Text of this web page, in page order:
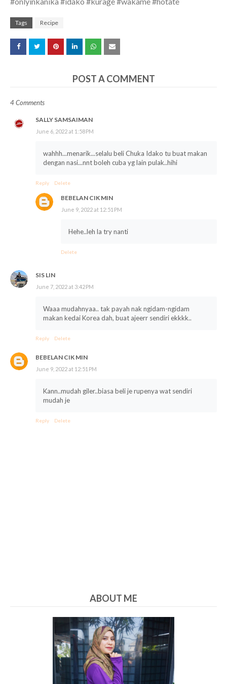
Tags Recipe
POST A COMMENT
4 Comments
SALLY SAMSAIMAN
June 6, 2022 at 1:58 PM
wahhh...menarik...selalu beli Chuka Idako tu buat makan
dengan nasi...nnt boleh cuba yg lain pulak..hihi
Reply Delete
BEBELAN CIK MIN
June 9, 2022 at 12:51 PM
Hehe..leh la try nanti
Delete
SIS LIN
June 7, 2022 at 3:42 PM
Waaa mudahnyaa.. tak payah nak ngidam-ngidam
makan kedai Korea dah, buat ajeerr sendiri ekkkk..
Reply Delete
BEBELAN CIK MIN
June 9, 2022 at 12:51 PM
Kann..mudah giler..biasa beli je rupenya wat sendiri
mudah je
Reply Delete
ABOUT ME